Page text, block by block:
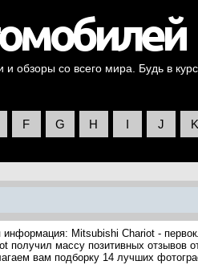
обзоры со всего мира. Будь в
F G H I J K
информация: Mitsubishi Chariot -
получил массу позитивных отзывов
вам подборку 14 лучших